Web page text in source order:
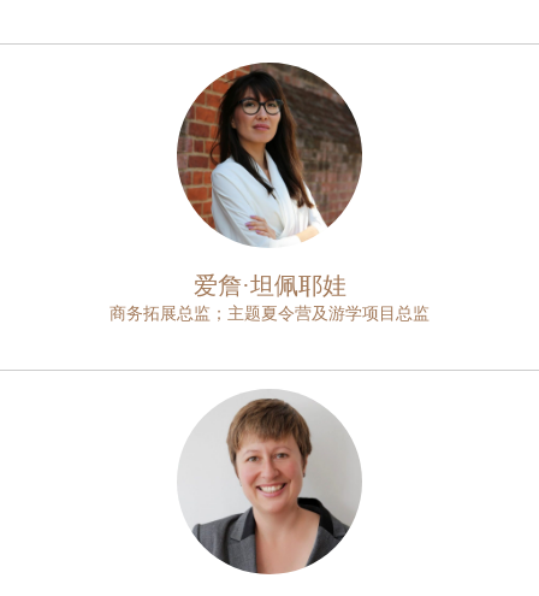
爱詹·坦佩耶娃
商务拓展总监；主题夏令营及游学项目总监